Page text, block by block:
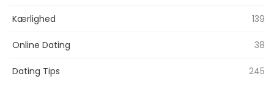
Kærlighed 139
Online Dating 38
Dating Tips 245